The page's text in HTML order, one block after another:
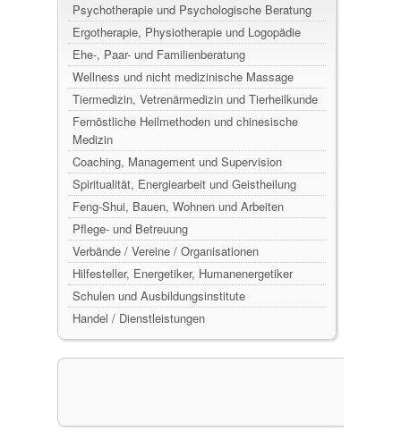
Psychotherapie und Psychologische Beratung
Ergotherapie, Physiotherapie und Logopädie
Ehe-, Paar- und Familienberatung
Wellness und nicht medizinische Massage
Tiermedizin, Vetrenärmedizin und Tierheilkunde
Fernöstliche Heilmethoden und chinesische
Medizin
Coaching, Management und Supervision
Spiritualität, Energiearbeit und Geistheilung
Feng-Shui, Bauen, Wohnen und Arbeiten
Pflege- und Betreuung
Verbände / Vereine / Organisationen
Hilfesteller, Energetiker, Humanenergetiker
Schulen und Ausbildungsinstitute
Handel / Dienstleistungen